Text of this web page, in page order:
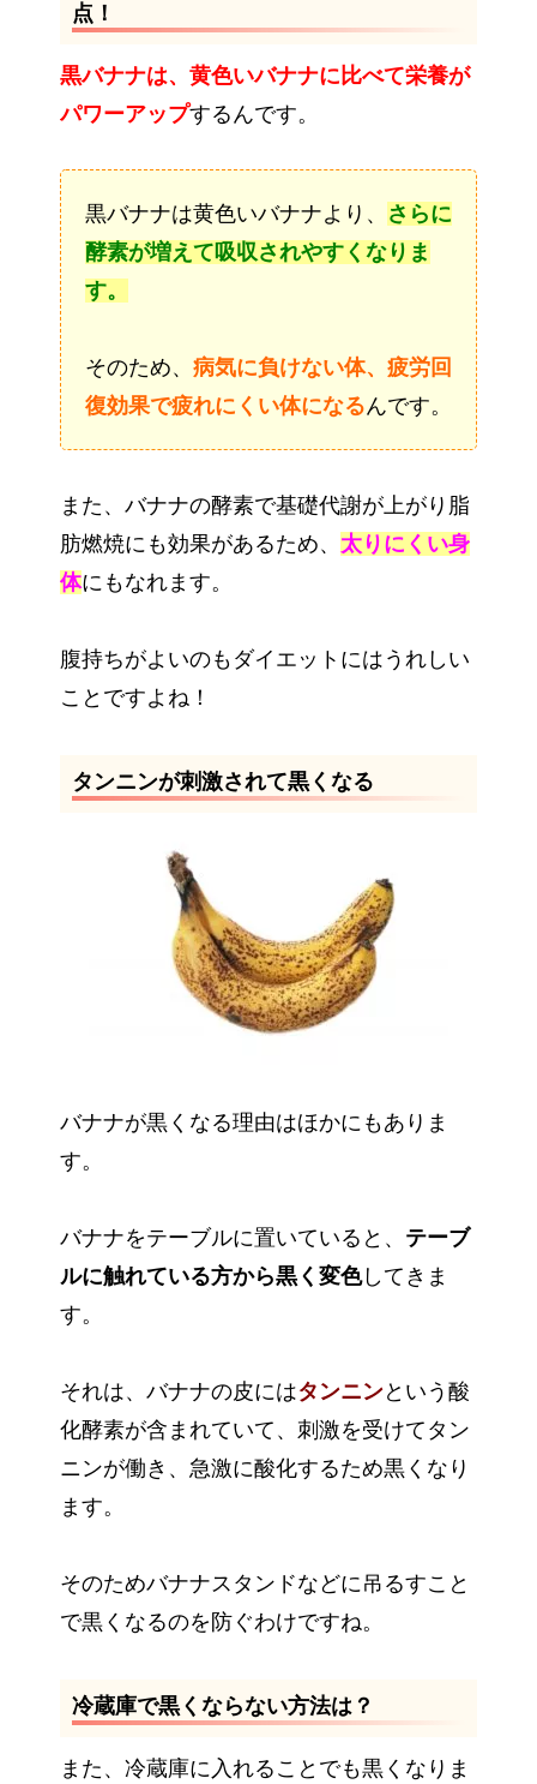
点！
黒バナナは、黄色いバナナに比べて栄養が
パワーアップするんです。
黒バナナは黄色いバナナより、 さらに
酵素が増えて吸収されやすくなりま
す。
そのため、 病気に負けない体、疲労回
復効果で疲れにくい体になるんです。
また、バナナの酵素で基礎代謝が上がり脂
肪燃焼にも効果があるため、 太りにくい身
体にもなれます。
腹持ちがよいのもダイエットにはうれしい
ことですよね！
タンニンが刺激されて黒くなる
バナナが黒くなる理由はほかにもありま
す。
バナナをテーブルに置いていると、 テーブ
ルに触れている方から黒く変色してきま
す。
それは、バナナの皮にはタンニンという酸
化酵素が含まれていて、刺激を受けてタン
ニンが働き、急激に酸化するため黒くなり
ます。
そのためバナナスタンドなどに吊るすこと
で黒くなるのを防ぐわけですね。
冷蔵庫で黒くならない方法は？
また、冷蔵庫に入れることでも黒くなりま